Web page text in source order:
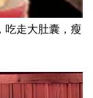
吃走大肚囊，瘦